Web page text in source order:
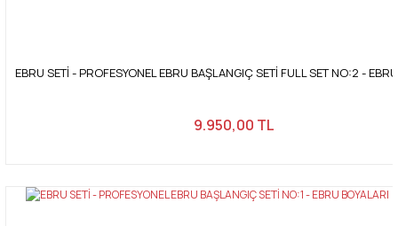
EBRU SETİ - PROFESYONEL EBRU BAŞLANGIÇ SETİ FULL SET NO:2 -
9.950,00 TL